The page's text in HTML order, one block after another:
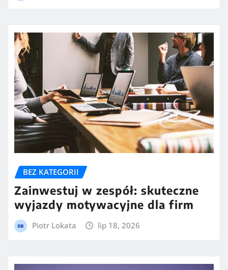
BEZ KATEGORII
Zainwestuj w zespół: skuteczne
wyjazdy motywacyjne dla firm
Piotr Lokata lip 18, 2026